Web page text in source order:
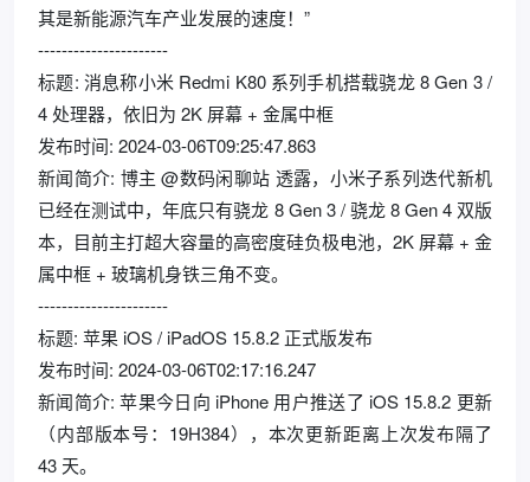
其是新能源汽车产业发展的速度！”
----------------------
标题: 消息称小米 Redmi K80 系列手机搭载骁龙 8 Gen 3 /
4 处理器，依旧为 2K 屏幕 + 金属中框
发布时间: 2024-03-06T09:25:47.863
新闻简介: 博主 @数码闲聊站 透露，小米子系列迭代新机
已经在测试中，年底只有骁龙 8 Gen 3 / 骁龙 8 Gen 4 双版
本，目前主打超大容量的高密度硅负极电池，2K 屏幕 + 金
属中框 + 玻璃机身铁三角不变。
----------------------
标题: 苹果 iOS / iPadOS 15.8.2 正式版发布
发布时间: 2024-03-06T02:17:16.247
新闻简介: 苹果今日向 iPhone 用户推送了 iOS 15.8.2 更新
（内部版本号：19H384），本次更新距离上次发布隔了
43 天。